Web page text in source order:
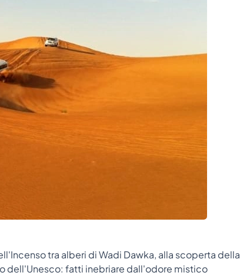
tra alberi di Wadi Dawka, alla scoperta della
dell'Unesco: fatti inebriare dall'odore mistico